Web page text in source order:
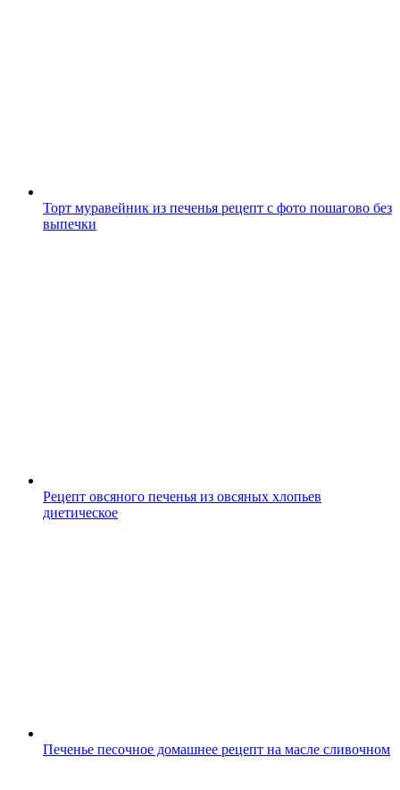
Торт муравейник из печенья рецепт с фото пошагово без
выпечки
Рецепт овсяного печенья из овсяных хлопьев
диетическое
Печенье песочное домашнее рецепт на масле сливочном